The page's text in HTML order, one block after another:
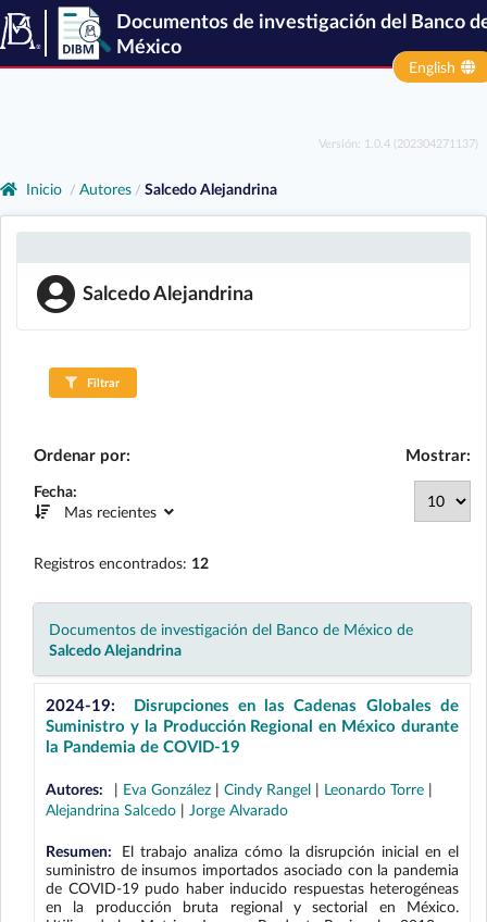
Documentos de investigación del Banco
México
English
Versión: 1.0.4 (202304271137)
Inicio / Autores / Salcedo Alejandrina
Salcedo Alejandrina
Filtrar
Ordenar por:
Fecha:
Mas recientes
Mostrar:
Registros encontrados: 12
Documentos de investigación del Banco de México de
Salcedo Alejandrina
2024-19: Disrupciones en las Cadenas Globales de
Suministro y la Producción Regional en México durante
la Pandemia de COVID-19
Autores: | Eva González | Cindy Rangel | Leonardo Torre |
Alejandrina Salcedo | Jorge Alvarado
Resumen: El trabajo analiza cómo la disrupción inicial en el
suministro de insumos importados asociado con la pandemia
de COVID-19 pudo haber inducido respuestas heterogéneas
en la producción bruta regional y sectorial en México.